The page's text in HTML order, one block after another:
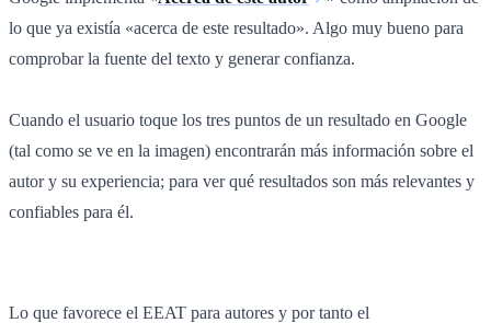
lo que ya existía «acerca de este resultado». Algo muy bueno para
comprobar la fuente del texto y generar confianza.
Cuando el usuario toque los tres puntos de un resultado en Google
(tal como se ve en la imagen) encontrarán más información sobre el
autor y su experiencia; para ver qué resultados son más relevantes y
confiables para él.
Lo que favorece el EEAT para autores y por tanto el